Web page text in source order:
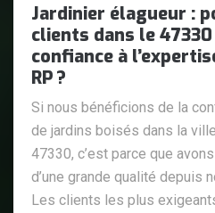
Jardinier élagueur :
clients dans le
confiance à
RP ?
Si nous bénéficions de la
de jardins boisés dans la
47330, c’est parce que
d’une grande qualité depuis
Les clients les plus